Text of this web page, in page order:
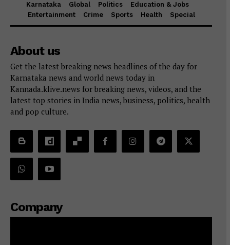
Karnataka Global Politics
Education & Jobs
Entertainment
Crime Sports Health Special
About us
Get the latest breaking news headlines of the day for
Karnataka news and world news today in
Kannada.klive.news for breaking news, videos, and the
latest top stories in India news, business, politics, health
and pop culture.
Company